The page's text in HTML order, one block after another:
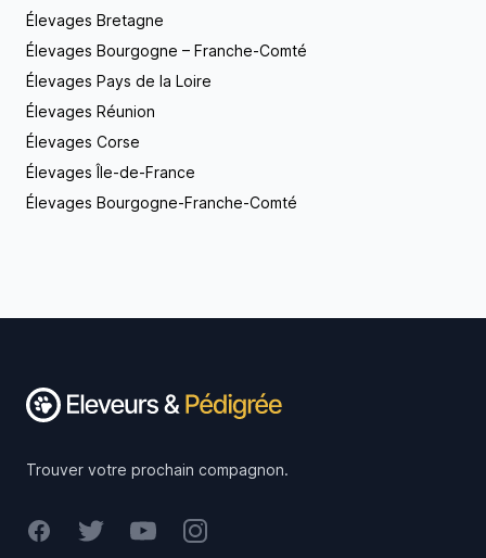
Élevages Bretagne
Élevages Bourgogne – Franche-Comté
Élevages Pays de la Loire
Élevages Réunion
Élevages Corse
Élevages Île-de-France
Élevages Bourgogne-Franche-Comté
Trouver votre prochain compagnon.
FacebookTwitterYoutubeInstagram